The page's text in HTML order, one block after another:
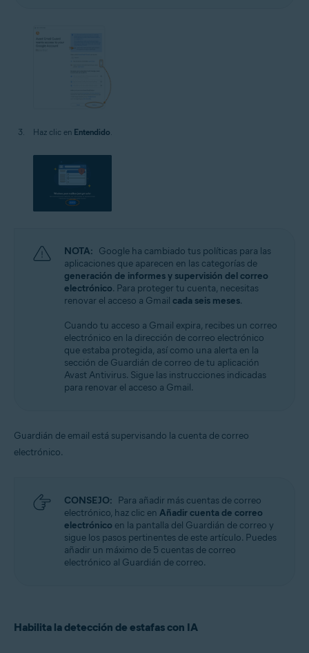
Haz clic en Entendido.
NOTA: Google ha cambiado tus políticas para las
aplicaciones que aparecen en las categorías de
generación de informes y supervisión del correo
electrónico. Para proteger tu cuenta, necesitas
renovar el acceso a Gmail cada seis meses.
Cuando tu acceso a Gmail expira, recibes un correo
electrónico en la dirección de correo electrónico
que estaba protegida, así como una alerta en la
sección de Guardián de correo de tu aplicación
Avast Antivirus. Sigue las instrucciones indicadas
para renovar el acceso a Gmail.
Guardián de email está supervisando la cuenta de correo
electrónico.
CONSEJO: Para añadir más cuentas de correo
electrónico, haz clic en Añadir cuenta de correo
electrónico en la pantalla del Guardián de correo y
sigue los pasos pertinentes de este artículo. Puedes
añadir un máximo de 5 cuentas de correo
electrónico al Guardián de correo.
Habilita la detección de estafas con IA